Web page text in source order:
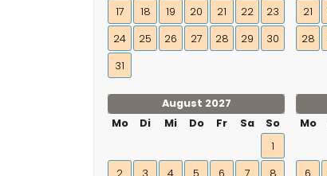
17
18 19 20 21 22
23
24
25 26 27 28 29
30
31
21
28
August 2027
Mo
Di Mi Do Fr Sa
So
1
2
3 4 5 6 7 8
Mo
6